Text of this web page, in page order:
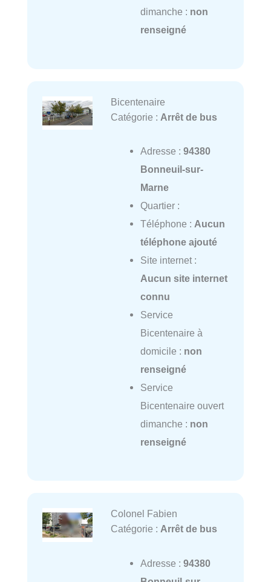
dimanche : non
renseigné
Bicentenaire
Catégorie : Arrêt de bus
Adresse : 94380
Bonneuil-sur-
Marne
Quartier :
Téléphone : Aucun
téléphone ajouté
Site internet :
Aucun site internet
connu
Service
Bicentenaire à
domicile : non
renseigné
Service
Bicentenaire ouvert
dimanche : non
renseigné
Colonel Fabien
Catégorie : Arrêt de bus
Adresse : 94380